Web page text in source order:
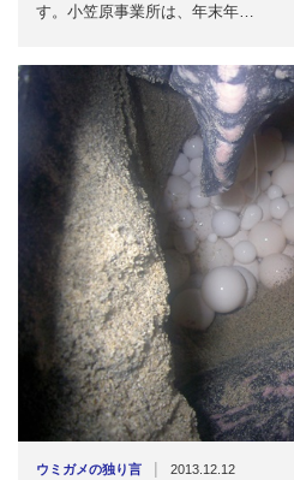
す。小笠原事業所は、年末年…
ウミガメの独り言 | 2013.12.12